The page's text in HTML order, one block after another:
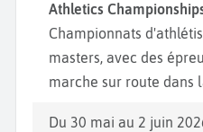
Athletics
Championnats
masters, avec des
marche sur route dans
Du 30 mai au 2 juin